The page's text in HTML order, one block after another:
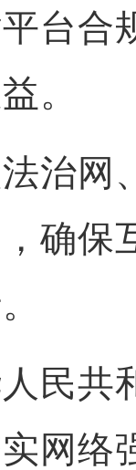
台合
。
网
确保
共
网络